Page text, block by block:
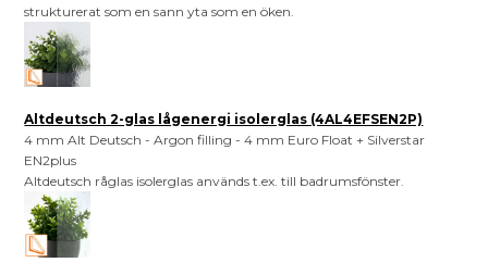
strukturerat som en sann yta som en öken.
Altdeutsch 2-glas lågenergi isolerglas (4AL4EFSEN2P)
4 mm Alt Deutsch - Argon filling - 4 mm Euro Float + Silverstar
EN2plus
Altdeutsch råglas isolerglas används t.ex. till badrumsfönster.